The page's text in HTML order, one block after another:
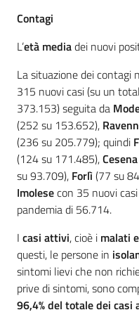
Contagi
L’età mediadei nuovi
La situazione dei contagi
315 nuovi casi (su un
373.153) seguita da
(252 su 153.652),
(236 su 205.779); quindi
(124 su 171.485),Cesena
su 93.709), Forlì(77 su
Imolesecon 35 nuovi
pandemia di 56.714.
I casi attivi, cioè i malati
questi, le persone in
sintomi lievi che non
prive di sintomi, sono
96,4% del totale dei casi